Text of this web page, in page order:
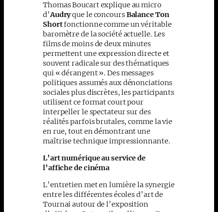
Thomas Boucart explique au micro
d’Audryque le concoursBalance Ton
Shortfonctionne comme un véritable
baromètre de la société actuelle. Les
films de moins de deux minutes
permettent une expression directe et
souvent radicale sur des thématiques
qui « dérangent ». Des messages
politiques assumés aux dénonciations
sociales plus discrètes, les participants
utilisent ce format court pour
interpeller le spectateur sur des
réalités parfois brutales, comme la vie
en rue, tout en démontrant une
maîtrise technique impressionnante.
L’art numérique au service de
l’affiche de cinéma
L’entretien met en lumière la synergie
entre les différentes écoles d’art de
Tournai autour de l’exposition